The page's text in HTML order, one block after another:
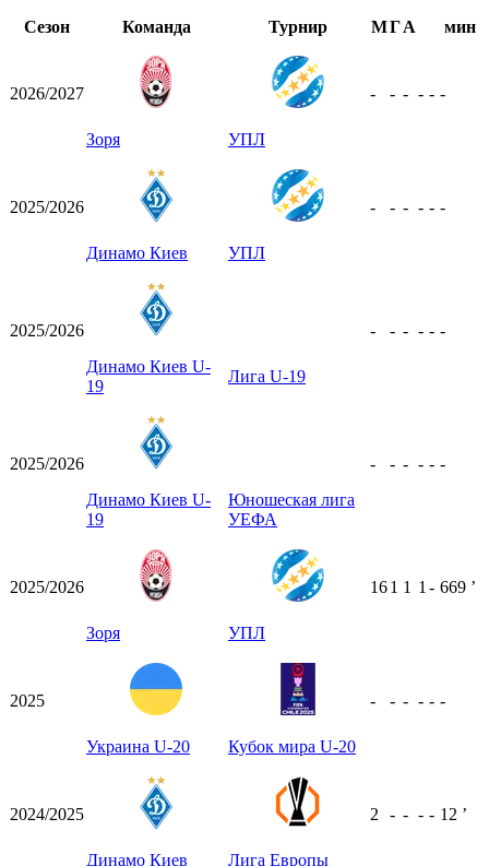
Сезон
Команда Турнир МГА мин
2026/2027
Зоря УПЛ
- - - - - -
2025/2026
Динамо Киев УПЛ
- - - - - -
2025/2026
Динамо Киев U-
19
Лига U-19
- - - - - -
2025/2026
Динамо Киев U-
19
Юношеская лига
УЕФА
- - - - - -
2025/2026
Зоря УПЛ
161 1 1 - 669 ʼ
2025
Украина U-20 Кубок мира U-20
- - - - - -
2024/2025
Динамо Киев Лига Европы
2 - - - - 12 ʼ